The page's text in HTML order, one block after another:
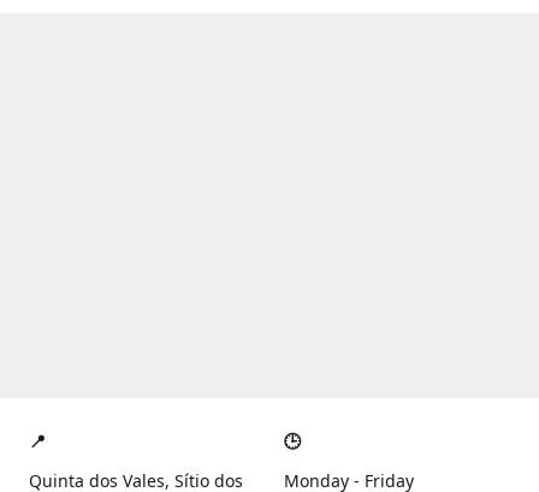
📍
Quinta dos Vales, Sítio dos
🕒
Monday - Friday